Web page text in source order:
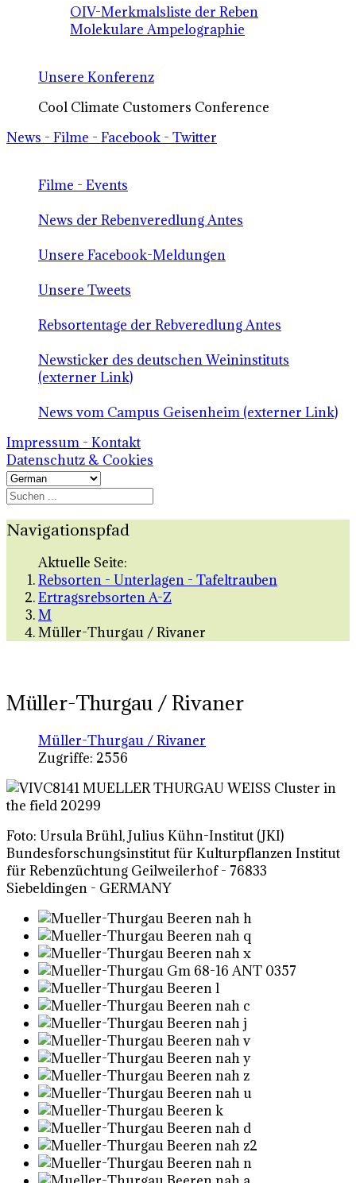
OIV-Merkmalsliste der Reben
Molekulare Ampelographie
Unsere Konferenz
Cool Climate Customers Conference
News - Filme - Facebook - Twitter
Filme - Events
News der Rebenveredlung Antes
Unsere Facebook-Meldungen
Unsere Tweets
Rebsortentage der Rebveredlung Antes
Newsticker des deutschen Weininstituts
(externer Link)
News vom Campus Geisenheim (externer Link)
Impressum - Kontakt
Datenschutz & Cookies
Navigationspfad
Aktuelle Seite:
Rebsorten - Unterlagen - Tafeltrauben
Ertragsrebsorten A-Z
M
Müller-Thurgau / Rivaner
Müller-Thurgau / Rivaner
Müller-Thurgau / Rivaner
Zugriffe: 2556
Foto: Ursula Brühl, Julius Kühn-Institut (JKI)
Bundesforschungsinstitut für Kulturpflanzen Institut
für Rebenzüchtung Geilweilerhof - 76833
Siebeldingen - GERMANY